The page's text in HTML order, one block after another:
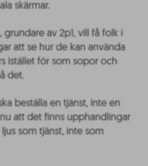
skärmar.
av 2p1, vill få folk i
att se hur de kan använda
istället för som sopor och
det.
beställa en tjänst, inte en
att det finns upphandlingar
som tjänst, inte som